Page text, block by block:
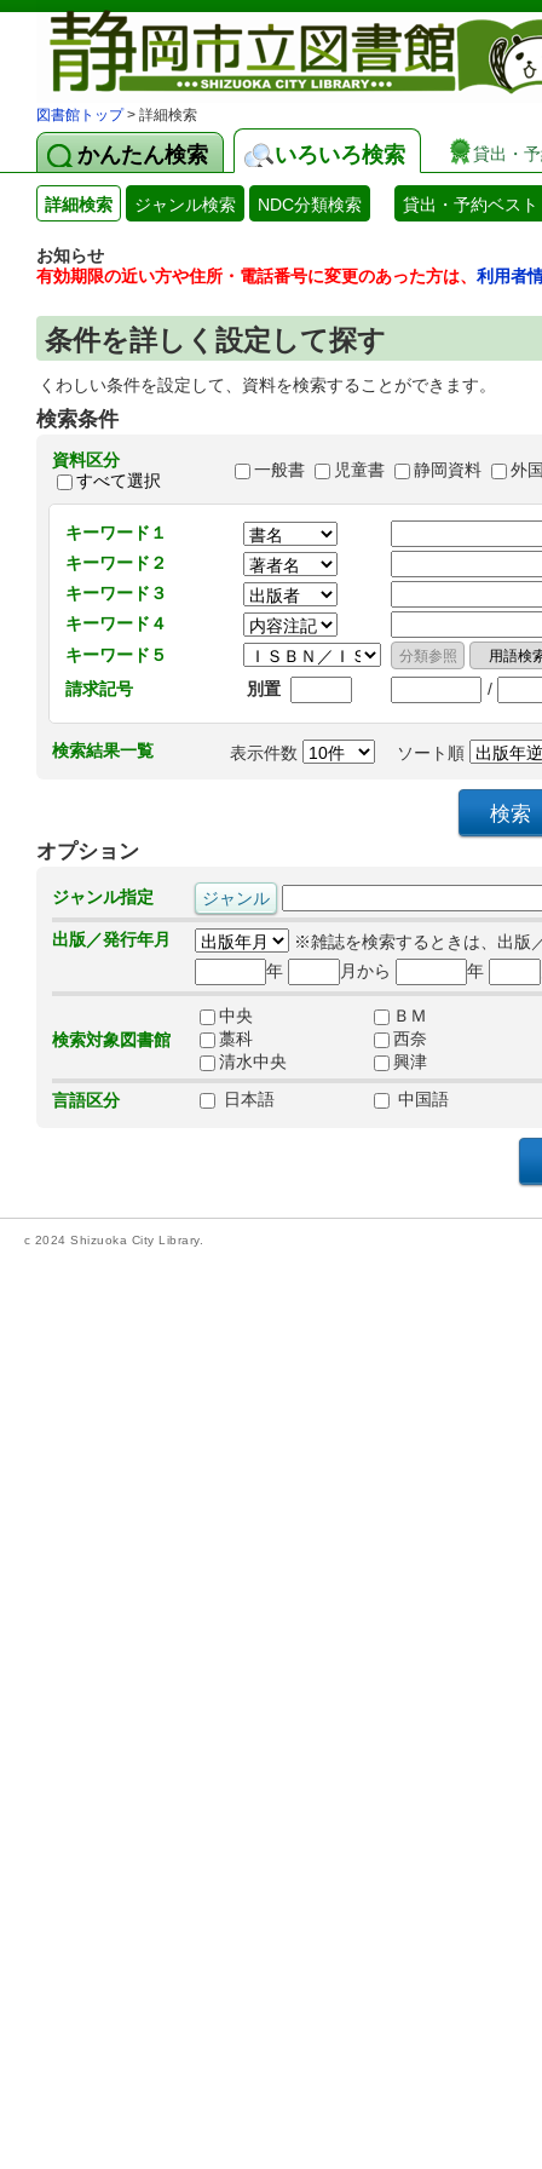
図書館トップ> 詳細検索
かんたん検索 いろいろ検索 貸出・
詳細検索 ジャンル検索 NDC分類検索 貸出・予約ベスト
お知らせ
有効期限の近い方や住所・電話番号に変更のあった方は、 利用者
条件を詳しく設定して探す
くわしい条件を設定して、資料を検索することができます。
検索条件
資料区分
すべて選択
一般書 児童書 静岡資料 外
キーワード１
キーワード２
キーワード３
キーワード４
キーワード５
請求記号
別置 /
検索結果一覧 表示件数 ソート順
オプション
ジャンル指定
出版／発行年月
※雑誌を検索するときは、出版
年
月から 年
検索対象図書館
中央
ＢＭ
藁科
西奈
清水中央
興津
言語区分
日本語 中国語
c 2024 Shizuoka City Library.